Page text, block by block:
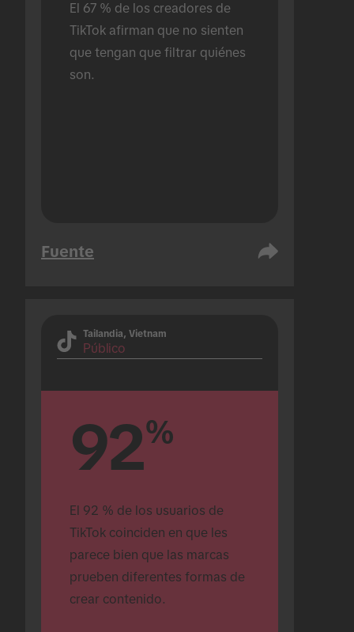
El 67 % de los creadores de
TikTok afirman que no sienten
que tengan que filtrar quiénes
son.
Fuente
Tailandia, Vietnam
Público
92%
El 92 % de los usuarios de
TikTok coinciden en que les
parece bien que las marcas
prueben diferentes formas de
crear contenido.